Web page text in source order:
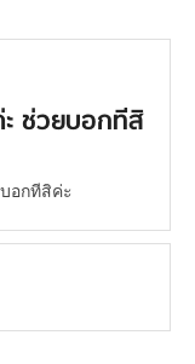
ะ ช่วยบอกทีสิ
อกทีสิค่ะ